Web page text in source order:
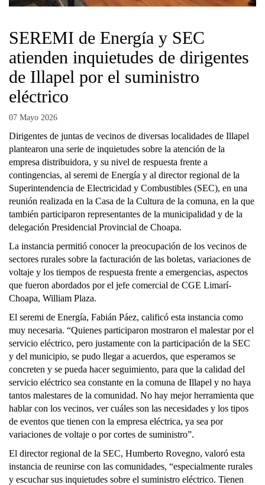
SEREMI de Energía y SEC
atienden inquietudes de dirigentes
de Illapel por el suministro
eléctrico
07 Mayo 2026
Dirigentes de juntas de vecinos de diversas localidades de Illapel
plantearon una serie de inquietudes sobre la atención de la
empresa distribuidora, y su nivel de respuesta frente a
contingencias, al seremi de Energía y al director regional de la
Superintendencia de Electricidad y Combustibles (SEC), en una
reunión realizada en la Casa de la Cultura de la comuna, en la que
también participaron representantes de la municipalidad y de la
delegación Presidencial Provincial de Choapa.
La instancia permitió conocer la preocupación de los vecinos de
sectores rurales sobre la facturación de las boletas, variaciones de
voltaje y los tiempos de respuesta frente a emergencias, aspectos
que fueron abordados por el jefe comercial de CGE Limarí-
Choapa, William Plaza.
El seremi de Energía, Fabián Páez, calificó esta instancia como
muy necesaria. “Quienes participaron mostraron el malestar por el
servicio eléctrico, pero justamente con la participación de la SEC
y del municipio, se pudo llegar a acuerdos, que esperamos se
concreten y se pueda hacer seguimiento, para que la calidad del
servicio eléctrico sea constante en la comuna de Illapel y no haya
tantos malestares de la comunidad. No hay mejor herramienta que
hablar con los vecinos, ver cuáles son las necesidades y los tipos
de eventos que tienen con la empresa eléctrica, ya sea por
variaciones de voltaje o por cortes de suministro”.
El director regional de la SEC, Humberto Rovegno, valoró esta
instancia de reunirse con las comunidades, “especialmente rurales
y escuchar sus inquietudes sobre el suministro eléctrico. Tienen